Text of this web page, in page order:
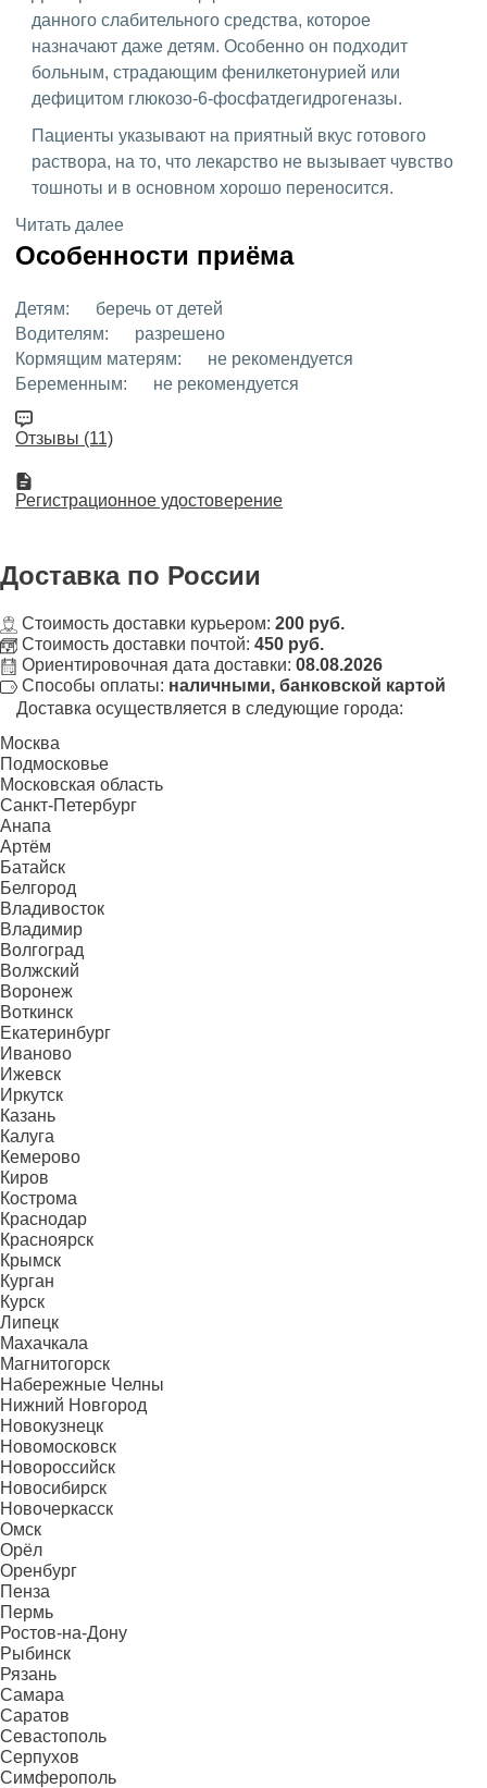
данного слабительного средства, которое
назначают даже детям. Особенно он подходит
больным, страдающим фенилкетонурией или
дефицитом глюкозо-6-фосфатдегидрогеназы.
Пациенты указывают на приятный вкус готового
раствора, на то, что лекарство не вызывает чувство
тошноты и в основном хорошо переносится.
Читать далее
Особенности приёма
Детям:
беречь от детей
Водителям:
разрешено
Кормящим матерям:
не рекомендуется
Беременным:
не рекомендуется
Отзывы (11)
Регистрационное удостоверение
Доставка по России
Стоимость доставки курьером: 200 руб.
Стоимость доставки почтой: 450 руб.
Ориентировочная дата доставки: 08.08.2026
Способы оплаты: наличными, банковской картой
Доставка осуществляется в следующие города:
Москва
Подмосковье
Московская область
Санкт-Петербург
Анапа
Артём
Батайск
Белгород
Владивосток
Владимир
Волгоград
Волжский
Воронеж
Воткинск
Екатеринбург
Иваново
Ижевск
Иркутск
Казань
Калуга
Кемерово
Киров
Кострома
Краснодар
Красноярск
Крымск
Курган
Курск
Липецк
Махачкала
Магнитогорск
Набережные Челны
Нижний Новгород
Новокузнецк
Новомосковск
Новороссийск
Новосибирск
Новочеркасск
Омск
Орёл
Оренбург
Пенза
Пермь
Ростов-на-Дону
Рыбинск
Рязань
Самара
Саратов
Севастополь
Серпухов
Симферополь